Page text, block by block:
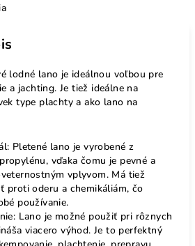
lodné lano je ideálnou voľbou pre
a jachting. Je tiež ideálne na
type plachty a ako lano na
Pletené lano je vyrobené z
vďaka čomu je pevné a
vplyvom. Má tiež
proti oderu a chemikáliám, čo
používanie.
Lano je možné použiť pri rôznych
viacero výhod. Je to perfektný